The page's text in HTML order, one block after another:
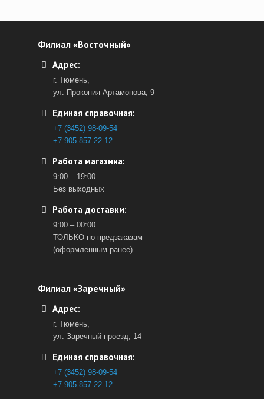
Филиал «Восточный»
Адрес:
г. Тюмень,
ул. Прокопия Артамонова, 9
Единая справочная:
+7 (3452) 98-09-54
+7 905 857-22-12
Работа магазина:
9:00 – 19:00
Без выходных
Работа доставки:
9:00 – 00:00
ТОЛЬКО по предзаказам
(оформленным ранее).
Филиал «Заречный»
Адрес:
г. Тюмень,
ул. Заречный проезд, 14
Единая справочная:
+7 (3452) 98-09-54
+7 905 857-22-12